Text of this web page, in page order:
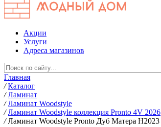
Акции
Услуги
Адреса магазинов
Главная
/ Каталог
/ Ламинат
/ Ламинат Woodstyle
/ Ламинат Woodstyle коллекция Pronto 4V 2026
/ Ламинат Woodstyle Pronto Дуб Матера H2023